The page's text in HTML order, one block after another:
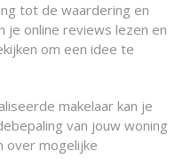
tot de waardering en
je online reviews lezen en
om een idee te
makelaar kan je
van jouw woning
over mogelijke